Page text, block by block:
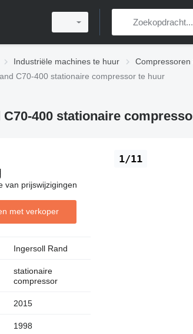
Industriële machines te huur Compressoren
C70-400 stationaire compressor te huur
400 stationaire
1/11
van prijswijzigingen
met verkoper
Ingersoll Rand
stationaire
compressor
2015
1998